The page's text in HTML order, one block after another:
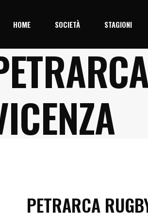
HOME SOCIETÀ
Storia
Palmares
Organigramma
STAGIONI
Stagione
PETRARCA